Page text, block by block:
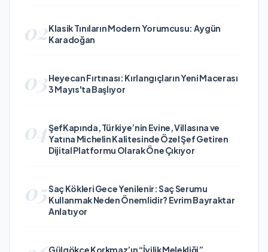
02Klasik Tınıların Modern Yorumcusu: Aygün
Karadoğan
03Heyecan Fırtınası: Kırlangıçların Yeni Macerası
3 Mayıs'ta Başlıyor
04ŞefKapında, Türkiye’nin Evine, Villasına ve
Yatına Michelin Kalitesinde Özel Şef Getiren
Dijital Platformu Olarak Öne Çıkıyor
05Saç Kökleri Gece Yenilenir: Saç Serumu
Kullanmak Neden Önemlidir? Evrim Bayraktar
Anlatıyor
Gülgökçe Korkmaz’ın “İyilik Melekliği”